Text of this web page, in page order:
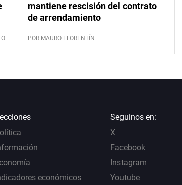
mantiene rescisión del contrato
de arrendamiento
POR MAURO FLORENTÍN
económicos
Seguinos en:
X
Facebook
Instagram
Youtube